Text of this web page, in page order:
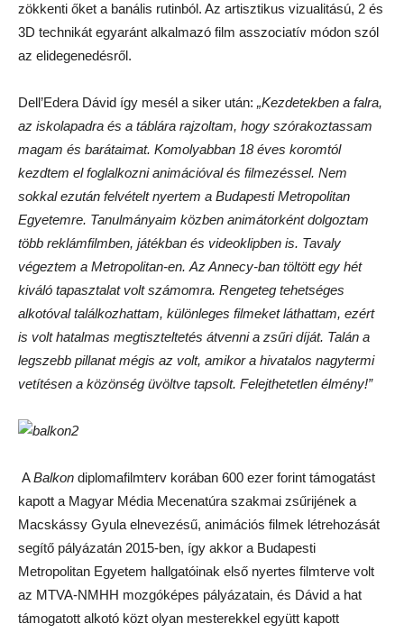
zökkenti őket a banális rutinból. Az artisztikus vizualitású, 2 és
3D technikát egyaránt alkalmazó film asszociatív módon szól
az elidegenedésről.
Dell’Edera Dávid így mesél a siker után: „Kezdetekben a falra,
az iskolapadra és a táblára rajzoltam, hogy szórakoztassam
magam és barátaimat. Komolyabban 18 éves koromtól
kezdtem el foglalkozni animációval és filmezéssel. Nem
sokkal ezután felvételt nyertem a Budapesti Metropolitan
Egyetemre. Tanulmányaim közben animátorként dolgoztam
több reklámfilmben, játékban és videoklipben is. Tavaly
végeztem a Metropolitan-en. Az Annecy-ban töltött egy hét
kiváló tapasztalat volt számomra. Rengeteg tehetséges
alkotóval találkozhattam, különleges filmeket láthattam, ezért
is volt hatalmas megtiszteltetés átvenni a zsűri díját. Talán a
legszebb pillanat mégis az volt, amikor a hivatalos nagytermi
vetítésen a közönség üvöltve tapsolt. Felejthetetlen élmény!”
ABalkon diplomafilmterv korában 600 ezer forint támogatást
kapott a Magyar Média Mecenatúra szakmai zsűrijének a
Macskássy Gyula elnevezésű, animációs filmek létrehozását
segítő pályázatán 2015-ben, így akkor a Budapesti
Metropolitan Egyetem hallgatóinak első nyertes filmterve volt
az MTVA-NMHH mozgóképes pályázatain, és Dávid a hat
támogatott alkotó közt olyan mesterekkel együtt kapott